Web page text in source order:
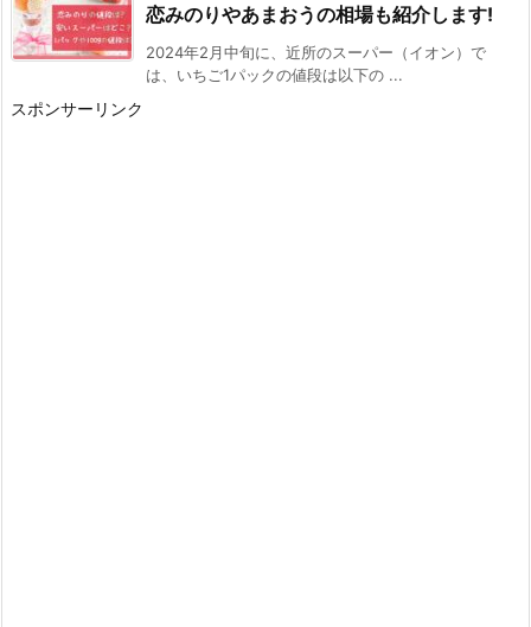
恋みのりやあまおうの相場も紹介します!
2024年2月中旬に、近所のスーパー（イオン）で
は、いちご1パックの値段は以下の ...
スポンサーリンク